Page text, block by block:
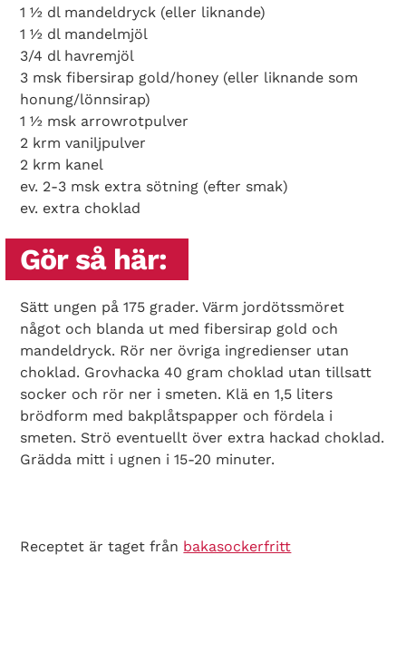
1 ½ dl mandeldryck (eller liknande)
1 ½ dl mandelmjöl
3/4 dl havremjöl
3 msk fibersirap gold/honey (eller liknande som
honung/lönnsirap)
1 ½ msk arrowrotpulver
2 krm vaniljpulver
2 krm kanel
ev. 2-3 msk extra sötning (efter smak)
ev. extra choklad
Gör så här:
Sätt ungen på 175 grader. Värm jordötssmöret
något och blanda ut med fibersirap gold och
mandeldryck. Rör ner övriga ingredienser utan
choklad. Grovhacka 40 gram choklad utan tillsatt
socker och rör ner i smeten. Klä en 1,5 liters
brödform med bakplåtspapper och fördela i
smeten. Strö eventuellt över extra hackad choklad.
Grädda mitt i ugnen i 15-20 minuter.
Receptet är taget från bakasockerfritt